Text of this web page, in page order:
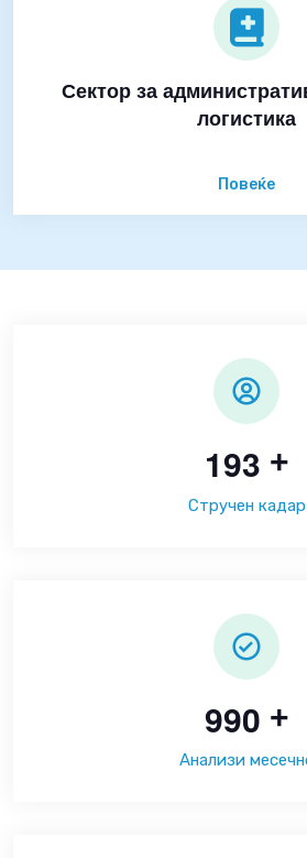
Сектор за
логистика
Повеќе
193 +
Стручен кадар
990 +
Анализи